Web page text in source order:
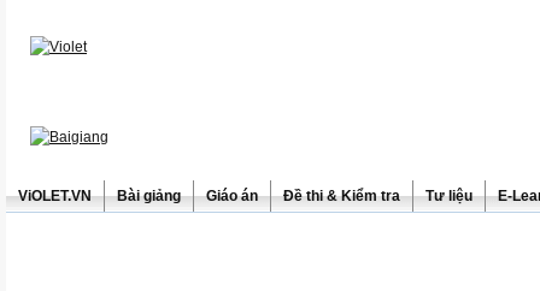
ViOLET.VN Bài giảng Giáo án Đề thi & Kiểm tra Tư liệu E-